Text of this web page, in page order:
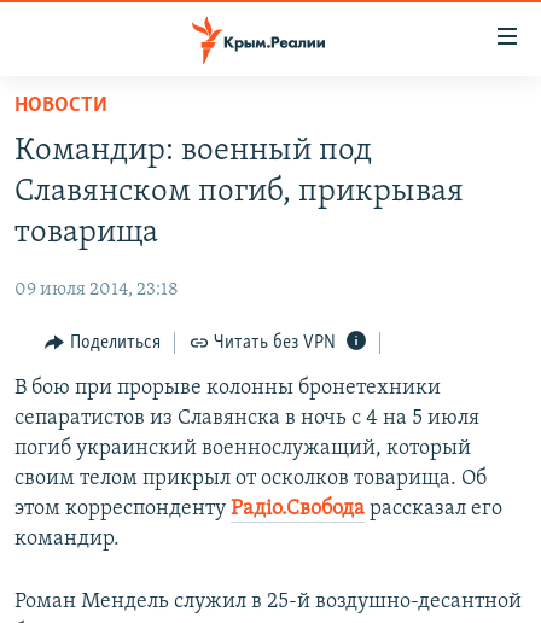
Вернуться
основному
содержанию
главной
Вернутся
поиску
СПЕЦПРОЕКТЫ
11 ЛЕТ ОККУПАЦИИ КРЫМА. 11 ИСТОРИЙ СОПРОТИВЛЕНИЯ
ЕЩЕ
ИНТЕРАКТИВ
ИНФОГРАФИКА
ТЕЛЕПРОЕКТ КРЫМ.РЕАЛИИ
СОВЕТЫ ПРАВОЗАЩИТНИКОВ
ПРОПАВШИЕ БЕЗ ВЕСТИ
КРЫМ.НЕПОКОРЕННЫЙ
РАДІО СВОБОДА
КАК ОБОЙТИ БЛОКИРОВКУ
Українською
НОВОСТИ
Командир: военный под
Славянском погиб, прикрывая
товарища
09 июля 2014, 23:18
Поделиться Читать без VPN
В бою при прорыве колонны бронетехники
сепаратистов из Славянска в ночь с 4 на 5 июля
погиб украинский военнослужащий, который
своим телом прикрыл от осколков товарища. Об
этом корреспонденту Радіо.Свобода рассказал его
командир.
Роман Мендель служил в 25-й воздушно-десантной